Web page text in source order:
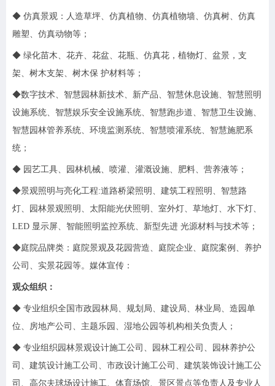
◆ 仿真景观：人造草坪、仿真植物、仿真植物墙、仿真树、仿真
雕塑、仿真动物等；
◆ 绿化苗木、花卉、花盆、花瓶、仿真花，植物灯、盆景，支
架、树木支架、树木保 护材料等；
◆数字技术、智慧园林新技术、新产品、智慧休息设施、智慧照明
设施系统、智慧娱乐安全设施系统、智慧跑步道、智慧卫生设施、
智慧园林管养系统、环境监测系统、智慧喷灌系统、智慧施肥系
统；
◆ 园艺工具、园林机械、喷灌、灌溉设施、肥料、营养液等；
◆景观照明与亮化工程:道路桥梁照明、建筑工程照明、智慧路
灯、园林景观照明、太阳能光伏照明、室外灯、草地灯、水下灯、
LED 显示屏、智能照明监控系统、新型先进 光源材料与技术等；
◆庭院品牌类：庭院景观及花园营造、庭院企业、庭院案例、养护
公司、实景花园等。媒体宣传：
观众组织：
◆ 专业组织全国市政园林局、规划局、建设局、林业局、造园单
位、房地产公司、主题乐园、湿地公园等机构相关负责人；
◆ 专业组织园林景观设计施工公司、园林工程公司、园林养护公
司、建筑设计施工公司、市政设计施工公司、建筑装饰设计施工公
司、高尔夫球场设计施工、体育场馆、景区景点等负责人及专业人